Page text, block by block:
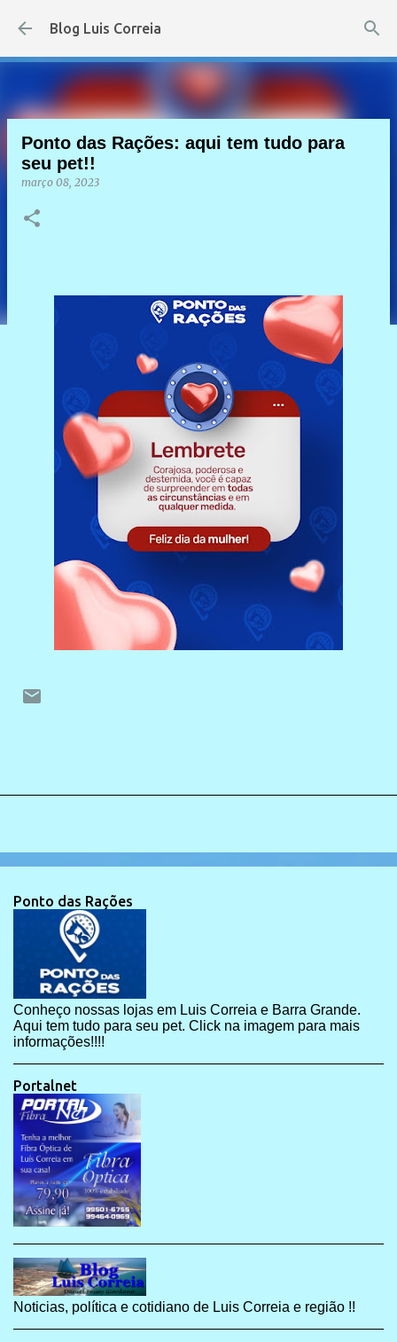
Pular para o conteúdo principal
Blog Luis Correia
Ponto das Rações: aqui tem tudo para
seu pet!!
março 08, 2023
Ponto das Rações
Conheço nossas lojas em Luis Correia e Barra Grande.
Aqui tem tudo para seu pet. Click na imagem para mais
informações!!!!
Portalnet
Noticias, política e cotidiano de Luis Correia e região !!